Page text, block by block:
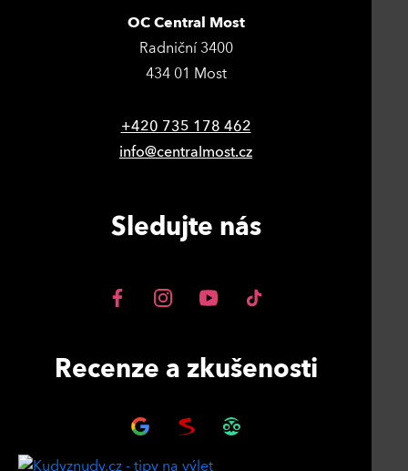
OC Central Most
Radniční 3400
434 01 Most
+420 735 178 462
info@centralmost.cz
Sledujte nás
Recenze a zkušenosti